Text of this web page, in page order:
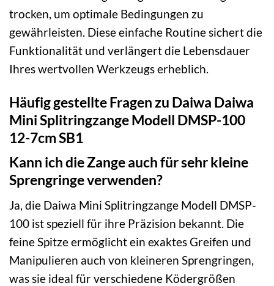
trocken, um optimale Bedingungen zu
gewährleisten. Diese einfache Routine sichert die
Funktionalität und verlängert die Lebensdauer
Ihres wertvollen Werkzeugs erheblich.
Häufig gestellte Fragen zu Daiwa Daiwa
Mini Splitringzange Modell DMSP-100
12-7cm SB1
Kann ich die Zange auch für sehr kleine
Sprengringe verwenden?
Ja, die Daiwa Mini Splitringzange Modell DMSP-
100 ist speziell für ihre Präzision bekannt. Die
feine Spitze ermöglicht ein exaktes Greifen und
Manipulieren auch von kleineren Sprengringen,
was sie ideal für verschiedene Ködergrößen